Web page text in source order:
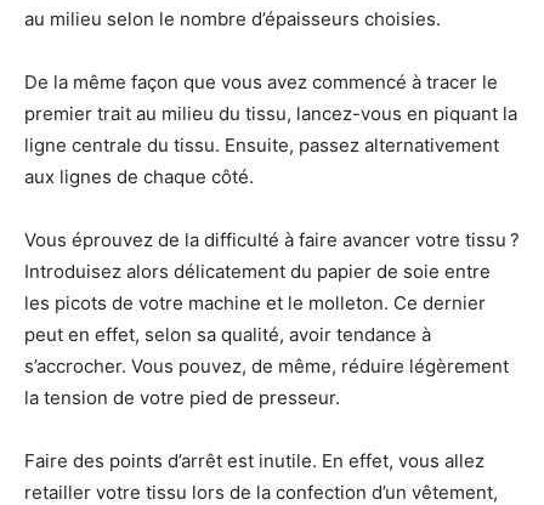
au milieu selon le nombre d’épaisseurs choisies.
De la même façon que vous avez commencé à tracer le
premier trait au milieu du tissu, lancez-vous en piquant la
ligne centrale du tissu. Ensuite, passez alternativement
aux lignes de chaque côté.
Vous éprouvez de la difficulté à faire avancer votre tissu ?
Introduisez alors délicatement du papier de soie entre
les picots de votre machine et le molleton. Ce dernier
peut en effet, selon sa qualité, avoir tendance à
s’accrocher. Vous pouvez, de même, réduire légèrement
la tension de votre pied de presseur.
Faire des points d’arrêt est inutile. En effet, vous allez
retailler votre tissu lors de la confection d’un vêtement,